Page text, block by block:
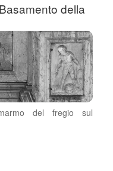
della
del fregio sul